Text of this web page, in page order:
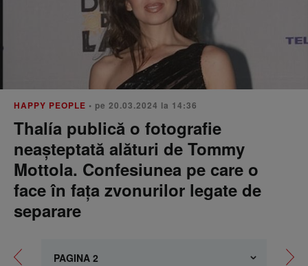
HAPPY PEOPLE • pe 20.03.2024 la 14:36
Thalía publică o fotografie
neașteptată alături de Tommy
Mottola. Confesiunea pe care o
face în fața zvonurilor legate de
separare